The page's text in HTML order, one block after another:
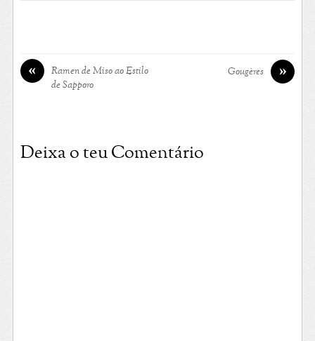
«
Ramen de Miso ao Estilo
de Sapporo
»
Gougères
Deixa o teu Comentário